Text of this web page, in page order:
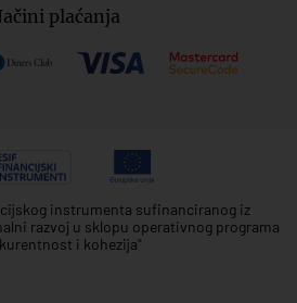
plaćanja
instrumenta sufinanciranog iz
razvoj u sklopu operativnog programa
i kohezija"